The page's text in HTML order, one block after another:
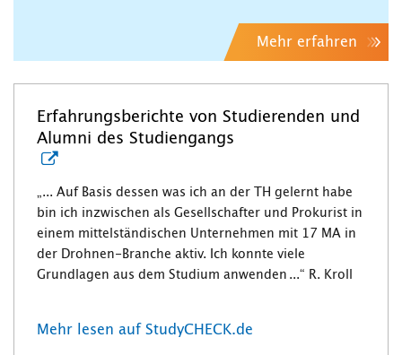
Mehr erfahren
Erfahrungsberichte von Studierenden und
Alumni des Studiengangs
„... Auf Basis dessen was ich an der TH gelernt habe
bin ich inzwischen als Gesellschafter und Prokurist in
einem mittelständischen Unternehmen mit 17 MA in
der Drohnen-Branche aktiv. Ich konnte viele
Grundlagen aus dem Studium anwenden ...“ R. Kroll
Mehr lesen auf StudyCHECK.de